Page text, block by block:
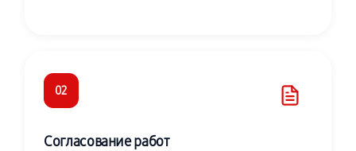
02
Согласование работ